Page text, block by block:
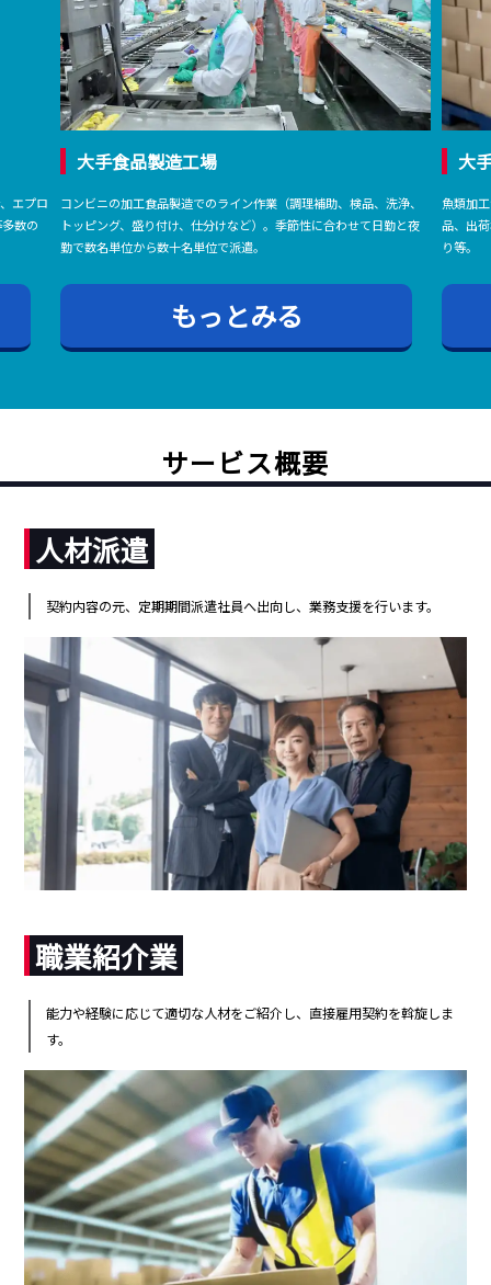
エプロ
数の
大手食品製造工場
コンビニの加工食品製造でのライン作業（調理補助、検品、洗浄、
トッピング、盛り付け、仕分けなど）。季節性に合わせて日勤と夜
勤で数名単位から数十名単位で派遣｡
もっとみる
大
魚類加
品、出
り等｡
サービス概要
人材派遣
契約内容の元、定期期間派遣社員へ出向し、業務支援を行います。
職業紹介業
能力や経験に応じて適切な人材をご紹介し、直接雇用契約を斡旋しま
す。